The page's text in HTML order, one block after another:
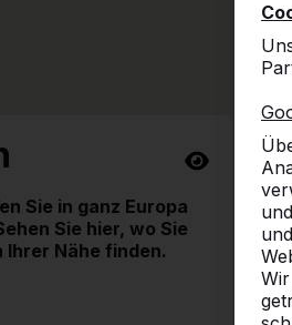
Sie in ganz Europa
Sie hier, wo Sie
Ihrer Nähe finden.